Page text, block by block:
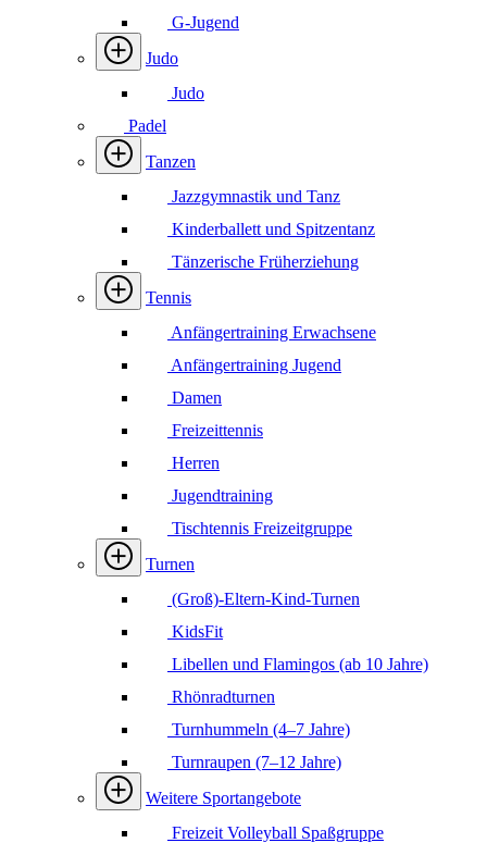
G-Jugend
Judo
Judo
Padel
Tanzen
Jazzgymnastik und Tanz
Kinderballett und Spitzentanz
Tänzerische Früherziehung
Tennis
Anfängertraining Erwachsene
Anfängertraining Jugend
Damen
Freizeittennis
Herren
Jugendtraining
Tischtennis Freizeitgruppe
Turnen
(Groß)-Eltern-Kind-Turnen
KidsFit
Libellen und Flamingos (ab 10 Jahre)
Rhönradturnen
Turnhummeln (4–7 Jahre)
Turnraupen (7–12 Jahre)
Weitere Sportangebote
Freizeit Volleyball Spaßgruppe